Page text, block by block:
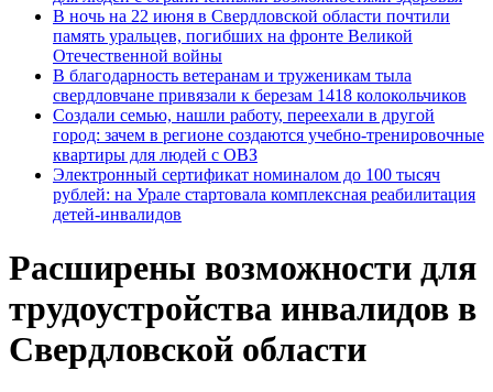
В ночь на 22 июня в Свердловской области почтили
память уральцев, погибших на фронте Великой
Отечественной войны
В благодарность ветеранам и труженикам тыла
свердловчане привязали к березам 1418 колокольчиков
Создали семью, нашли работу, переехали в другой
город: зачем в регионе создаются учебно-тренировочные
квартиры для людей с ОВЗ
Электронный сертификат номиналом до 100 тысяч
рублей: на Урале стартовала комплексная реабилитация
детей-инвалидов
Расширены возможности для
трудоустройства инвалидов в
Свердловской области